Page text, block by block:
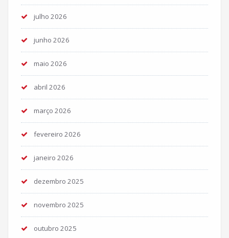
julho 2026
junho 2026
maio 2026
abril 2026
março 2026
fevereiro 2026
janeiro 2026
dezembro 2025
novembro 2025
outubro 2025